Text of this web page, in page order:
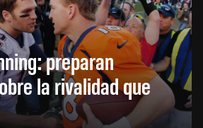
preparan
la rivalidad que